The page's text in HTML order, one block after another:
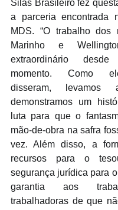
Silas Brasileiro fez
a parceria encontrada
MDS. “O trabalho dos
Marinho e
extraordinário
momento. Como
disseram,
demonstramos um
luta para que o
mão-de-obra na safra
vez. Além disso, a
recursos para o
segurança jurídica para
garantia aos
trabalhadoras de que